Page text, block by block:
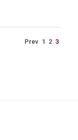
Prev 1 2 3